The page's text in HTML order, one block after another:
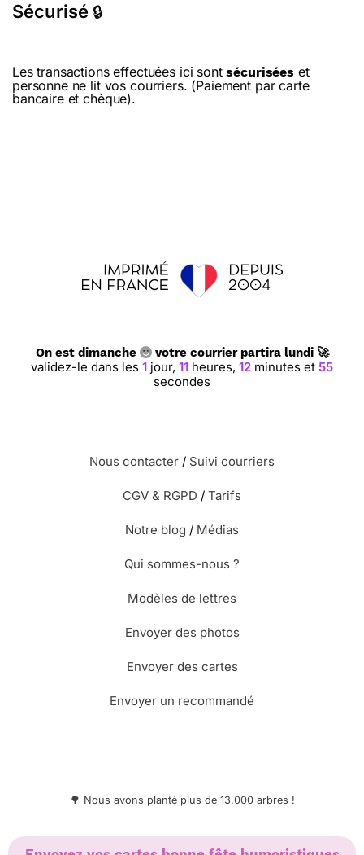
Sécurisé 🔒
Les transactions effectuées ici sontsécurisées et
personne ne lit vos courriers. (Paiement par carte
bancaire et chèque).
On est dimanche votre courrier partira lundi 🚀
validez-le dans les 1 jour, 11 heures, 12 minutes et 55
secondes
Nous contacter / Suivi courriers
CGV & RGPD / Tarifs
Notre blog / Médias
Qui sommes-nous ?
Modèles de lettres
Envoyer des photos
Envoyer des cartes
Envoyer un recommandé
🌳 Nous avons planté plus de 13.000 arbres !